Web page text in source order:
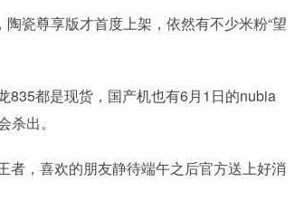
瓷尊享版才首度上架，依然有不少米粉“望
835都是现货，国产机也有6月1日的nubia
出。
者，喜欢的朋友静待端午之后官方送上好消